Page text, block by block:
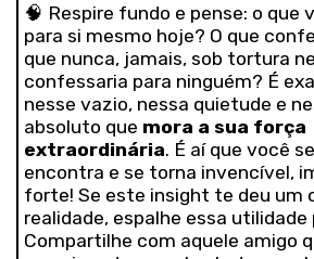
🧠 Respire fundo e pense: o que
para si mesmo hoje? O que
que nunca, jamais, sob tortura
confessaria para ninguém? É
nesse vazio, nessa quietude e
absoluto que mora a sua força
extraordinária. É aí que você
encontra e se torna invencível,
forte! Se este insight te deu um
realidade, espalhe essa utilidade
Compartilhe com aquele amigo